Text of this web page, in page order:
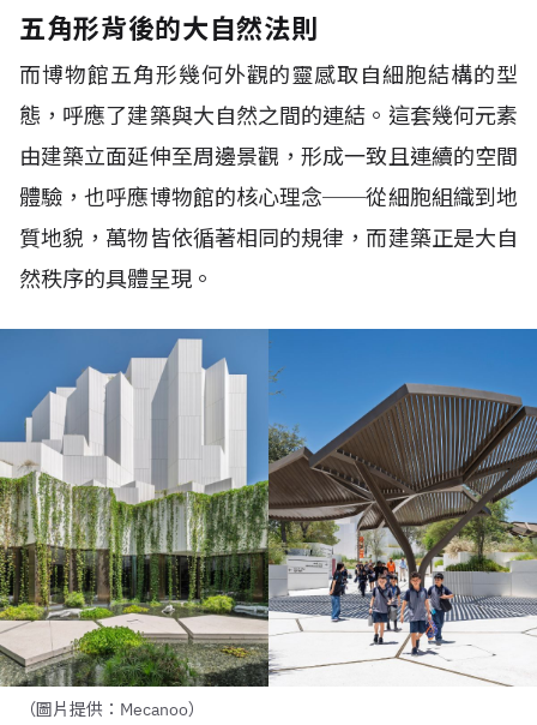
五角形背後的大自然法則
而博物館五角形幾何外觀的靈感取自細胞結構的型
態，呼應了建築與大自然之間的連結。這套幾何元素
由建築立面延伸至周邊景觀，形成一致且連續的空間
體驗，也呼應博物館的核心理念──從細胞組織到地
質地貌，萬物皆依循著相同的規律，而建築正是大自
然秩序的具體呈現。
（圖片提供：Mecanoo）